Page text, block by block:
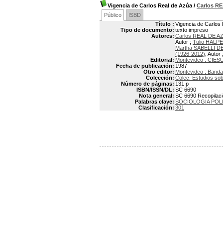
Vigencia de Carlos Real de Azúa / Carlos
Público
ISBD
Título : Vigencia de Carlos
Tipo de documento: texto impreso
Autores: Carlos REAL DE
Autor ; Tulio
Martha SABELLI
(1926-2012) , Autor
Editorial: Montevideo :
Fecha de publicación: 1987
Otro editor: Montevideo :
Colección: Colec. Estudios
Número de páginas: 131 p
ISBN/ISSN/DL: SC 6690
Nota general: SC 6690
Palabras clave: SOCIOLOGIA
Clasificación: 301